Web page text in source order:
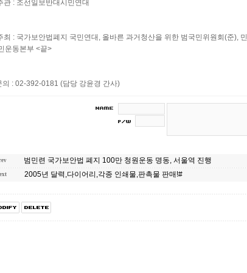
관 : 조선일보반대시민연대
최 : 국가보안법폐지 국민연대, 올바른 과거청산을 위한 범국민위원회(준),
운동본부 <끝>
의 : 02-392-0181 (담당 강윤경 간사)
범민련 국가보안법 폐지 100만 청원운동 명동, 서울역 진행
2005년 달력,다이어리,각종 인쇄물,판촉물 판매!#